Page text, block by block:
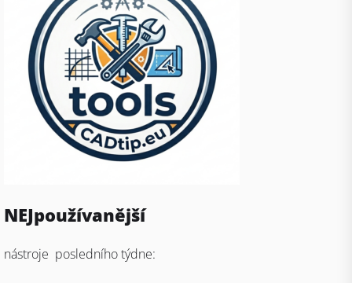
NEJpoužívanější
nástroje posledního týdne: